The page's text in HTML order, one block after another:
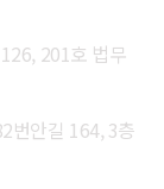
201호 법무
번안길 164, 3층